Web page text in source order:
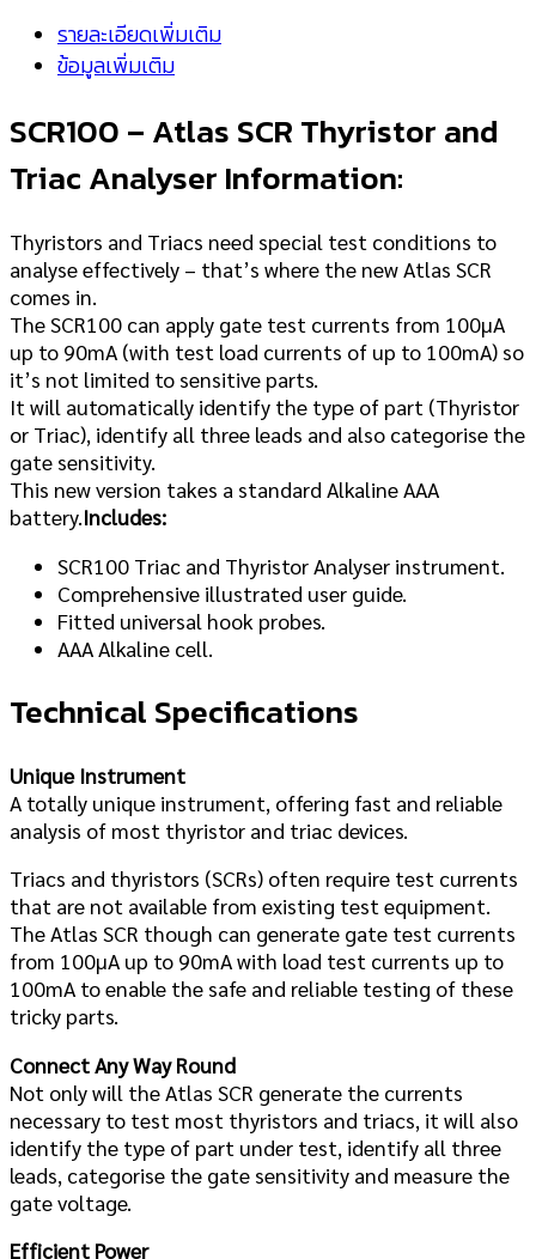
รายละเอียดเพิ่มเติม
ข้อมูลเพิ่มเติม
SCR100 – Atlas SCR Thyristor and
Triac Analyser Information:
Thyristors and Triacs need special test conditions to
analyse effectively – that’s where the newAtlas SCR
comes in.
TheSCR100 can apply gate test currents from 100µA
up to 90mA (with test load currents of up to 100mA) so
it’s not limited to sensitive parts.
It will automatically identify the type of part (Thyristor
or Triac), identify all three leads and also categorise the
gate sensitivity.
This newversion takes a standard Alkaline AAA
battery.Includes:
SCR100 Triac and Thyristor Analyser instrument.
Comprehensive illustrated user guide.
Fitted universal hook probes.
AAA Alkaline cell.
Technical Specifications
Unique Instrument
A totally unique instrument, offering fast and reliable
analysis of most thyristor and triac devices.
Triacs and thyristors (SCRs) often require test currents
that are not available from existing test equipment.
TheAtlas SCR though can generate gate test currents
from 100µA up to 90mA with load test currents up to
100mA to enable the safe and reliable testing of these
tricky parts.
Connect Any Way Round
Not only will theAtlas SCR generate the currents
necessary to test most thyristors and triacs, it will also
identify the type of part under test, identify all three
leads, categorise the gate sensitivity and measure the
gate voltage.
Efficient Power